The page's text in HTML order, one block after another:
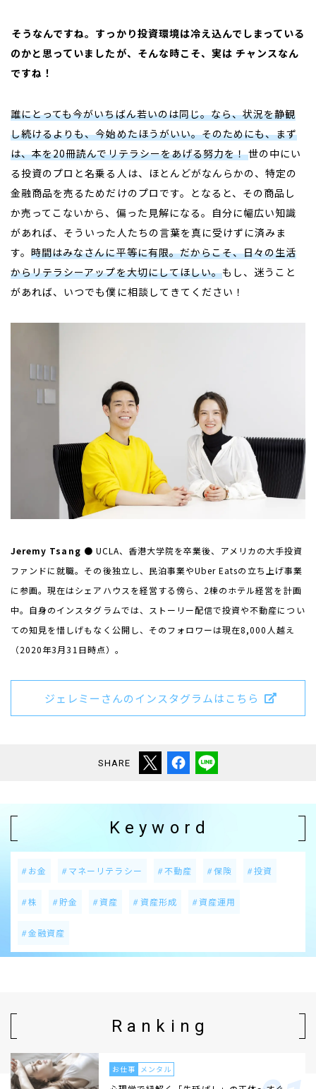
――そうなんですね。すっかり投資環境は冷え込んでしまっている
のかと思っていましたが、そんな時こそ、実は チャンスなん
ですね！
誰にとっても今がいちばん若いのは同じ。なら、状況を静観
し続けるよりも、今始めたほうがいい。そのためにも、まず
は、本を20冊読んでリテラシーをあげる努力を！世の中にい
る投資のプロと名乗る人は、ほとんどがなんらかの、特定の
金融商品を売るためだけのプロです。となると、その商品し
か売ってこないから、偏った見解になる。自分に幅広い知識
があれば、そういった人たちの言葉を真に受けずに済みま
す。時間はみなさんに平等に有限。だからこそ、日々の生活
からリテラシーアップを大切にしてほしい。もし、迷うこと
があれば、いつでも僕に相談してきてください！
Jeremy Tsang ● UCLA、香港大学院を卒業後、アメリカの大手投資
ファンドに就職。その後独立し、民泊事業やUber Eatsの立ち上げ事業
に参画。現在はシェアハウスを経営する傍ら、 2棟のホテル経営を計画
中。自身のインスタグラムでは、ストーリー配信で投資や不動産につい
ての知見を惜しげもなく公開し、そのフォロワーは現在8,000 人越え
（2020年3月31 日時点）。
ジェレミーさんのインスタグラムはこちら
SHARE
Keyword
お金 マネーリテラシー 不動産 保険 投資
株 貯金 資産 資産形成 資産運用
金融資産
Ranking
お仕事 メンタル